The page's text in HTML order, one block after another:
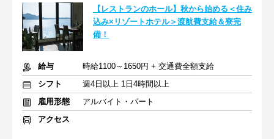
【レストランのホール】秋から始める＜住み
込み×リゾートホテル＞渡航費支給＆寮完
備！
給与
時給1100～1650円 + 交通費全額支給
シフト
週4日以上 1日4時間以上
雇用形態
アルバイト・パート
アクセス